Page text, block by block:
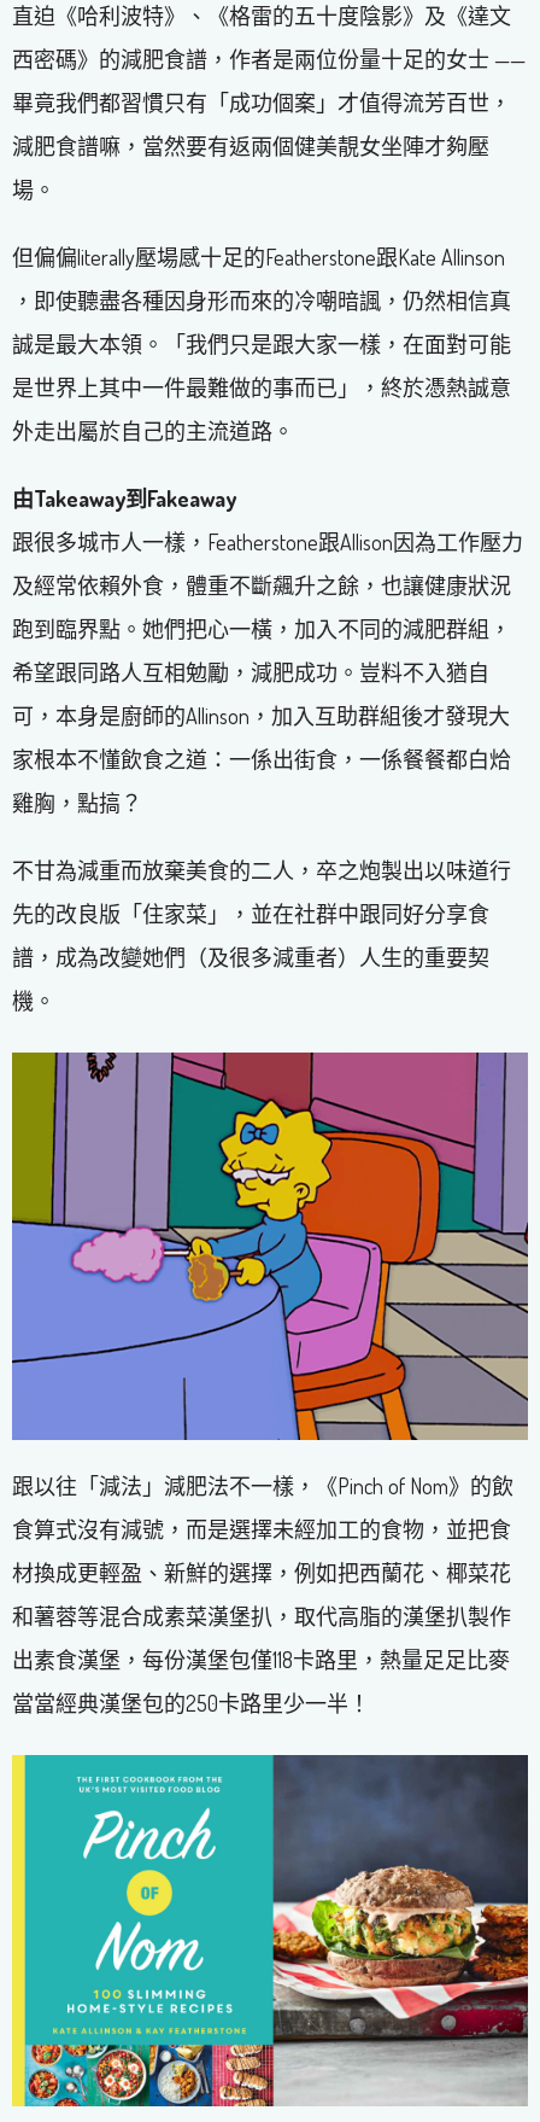
直迫《哈利波特》、《格雷的五十度陰影》及《達文
西密碼》的減肥食譜，作者是兩位份量十足的女士 ——
畢竟我們都習慣只有「成功個案」才值得流芳百世，
減肥食譜嘛，當然要有返兩個健美靚女坐陣才夠壓
場。
但偏偏literally壓場感十足的Featherstone跟Kate Allinson
，即使聽盡各種因身形而來的冷嘲暗諷，仍然相信真
誠是最大本領。「我們只是跟大家一樣，在面對可能
是世界上其中一件最難做的事而已」，終於憑熱誠意
外走出屬於自己的主流道路。
由Takeaway到Fakeaway
跟很多城市人一樣，Featherstone跟Allison因為工作壓力
及經常依賴外食，體重不斷飆升之餘，也讓健康狀況
跑到臨界點。她們把心一橫，加入不同的減肥群組，
希望跟同路人互相勉勵，減肥成功。豈料不入猶自
可，本身是廚師的Allinson，加入互助群組後才發現大
家根本不懂飲食之道：一係出街食，一係餐餐都白烚
雞胸，點搞？
不甘為減重而放棄美食的二人，卒之炮製出以味道行
先的改良版「住家菜」，並在社群中跟同好分享食
譜，成為改變她們（及很多減重者）人生的重要契
機。
跟以往「減法」減肥法不一樣，《Pinch of Nom》的飲
食算式沒有減號，而是選擇未經加工的食物，並把食
材換成更輕盈、新鮮的選擇，例如把西蘭花、椰菜花
和薯蓉等混合成素菜漢堡扒，取代高脂的漢堡扒製作
出素食漢堡，每份漢堡包僅118卡路里，熱量足足比麥
當當經典漢堡包的250卡路里少一半！